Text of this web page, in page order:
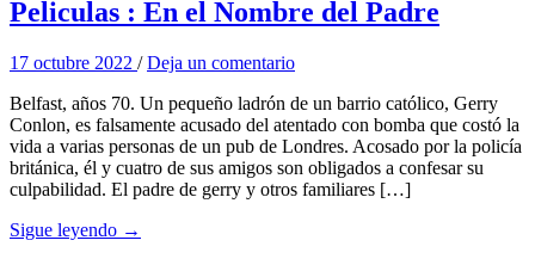
Peliculas : En el Nombre del Padre
17 octubre 2022 /Deja un comentario
Belfast, años 70. Un pequeño ladrón de un barrio católico, Gerry
Conlon, es falsamente acusado del atentado con bomba que costó la
vida a varias personas de un pub de Londres. Acosado por la policía
británica, él y cuatro de sus amigos son obligados a confesar su
culpabilidad. El padre de gerry y otros familiares […]
Sigue leyendo →